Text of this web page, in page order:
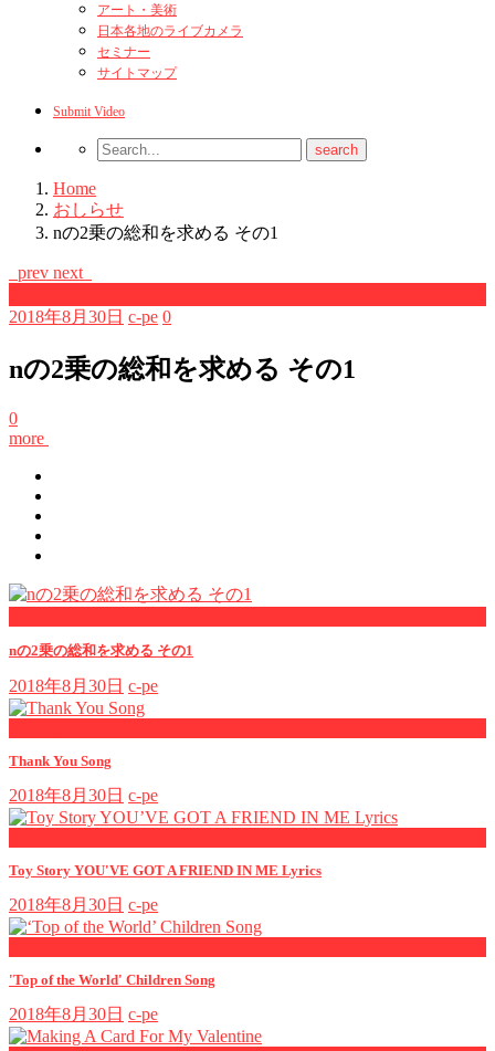
アート・美術
日本各地のライブカメラ
セミナー
サイトマップ
Submit Video
Home
おしらせ
nの2乗の総和を求める その1
prev next
2018年8月30日 c-pe 0
nの2乗の総和を求める その1
0
more
nの2乗の総和を求める その1
2018年8月30日 c-pe
Thank You Song
2018年8月30日 c-pe
Toy Story YOU'VE GOT A FRIEND IN ME Lyrics
2018年8月30日 c-pe
'Top of the World' Children Song
2018年8月30日 c-pe